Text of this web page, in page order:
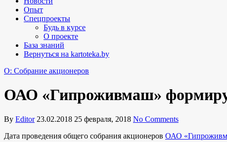
Опыт
Спецпроекты
Будь в курсе
О проекте
База знаний
Вернуться на kartoteka.by
O: Собрание акционеров
ОАО «Гипроживмаш»
By Editor 23.02.2018 25 февраля, 2018 No Comments
Дата проведения общего собрания акционеров ОАО